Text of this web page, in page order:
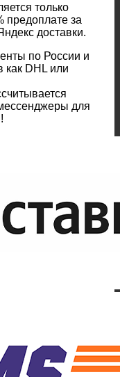
только
предоплате за
доставки.
по России и
как DHL или
для